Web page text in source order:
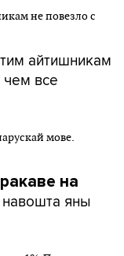
айтишникам
чем все
на
навошта яны